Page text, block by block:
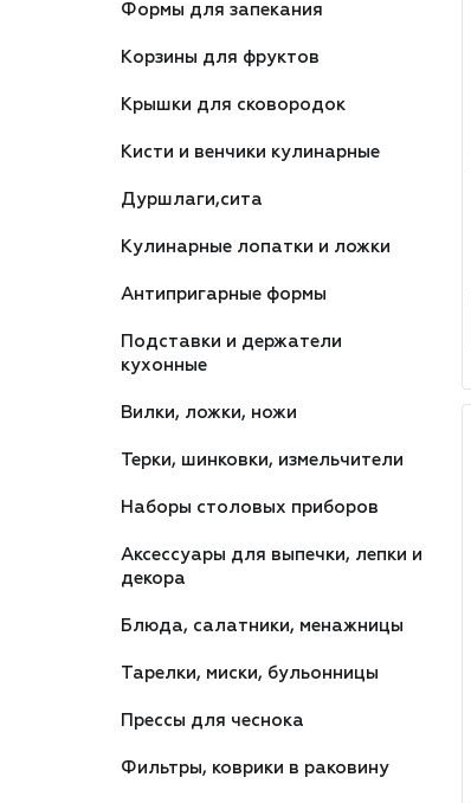
Формы для запекания
Корзины для фруктов
Крышки для сковородок
Кисти и венчики кулинарные
Дуршлаги,сита
Кулинарные лопатки и ложки
Антипригарные формы
Подставки и держатели
кухонные
Вилки, ложки, ножи
Терки, шинковки, измельчители
Наборы столовых приборов
Аксессуары для выпечки, лепки и
декора
Блюда, салатники, менажницы
Тарелки, миски, бульонницы
Прессы для чеснока
Фильтры, коврики в раковину